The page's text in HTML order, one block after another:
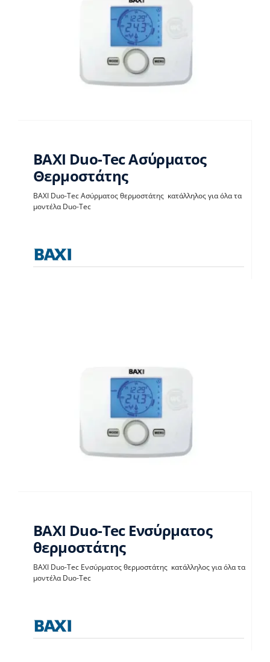
BAXI Duo-Tec
Ασύρματος
BAXI Duo-Tec Ασύρματος
Θερμοστάτης
BAXI Duo-Tec Ασύρματος θερμοστάτης κατάλληλος για όλα τα
μοντέλα Duo-Tec
BAXI Duo-Tec
BAXI Duo-Tec Ενσύρματος
θερμοστάτης
BAXI Duo-Tec Ενσύρματος θερμοστάτης κατάλληλος για όλα τα
μοντέλα Duo-Tec